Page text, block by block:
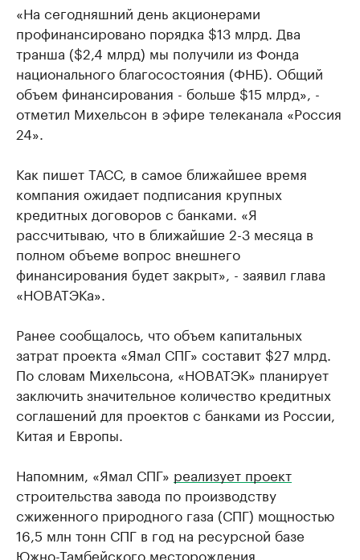
«На сегодняшний день акционерами
профинансировано порядка $13 млрд. Два
транша ($2,4 млрд) мы получили из Фонда
национального благосостояния (ФНБ). Общий
объем финансирования - больше $15 млрд», -
отметил Михельсон в эфире телеканала «Россия
24».
Как пишет ТАСС, в самое ближайшее время
компания ожидает подписания крупных
кредитных договоров с банками. «Я
рассчитываю, что в ближайшие 2-3 месяца в
полном объеме вопрос внешнего
финансирования будет закрыт», - заявил глава
«НОВАТЭКа».
Ранее сообщалось, что объем капитальных
затрат проекта «Ямал СПГ» составит $27 млрд.
По словам Михельсона, «НОВАТЭК» планирует
заключить значительное количество кредитных
соглашений для проектов с банками из России,
Китая и Европы.
Напомним, «Ямал СПГ» реализует проект
строительства завода по производству
сжиженного природного газа (СПГ) мощностью
16,5 млн тонн СПГ в год на ресурсной базе
Южно-Тамбейского месторождения.